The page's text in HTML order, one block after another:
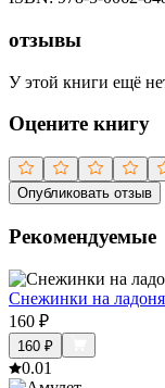
отзывы
У этой книги ещё
Оцените книгу
Опубликовать отзыв
Рекомендуемые
Снежинки на
160 ₽
160 ₽
0.01